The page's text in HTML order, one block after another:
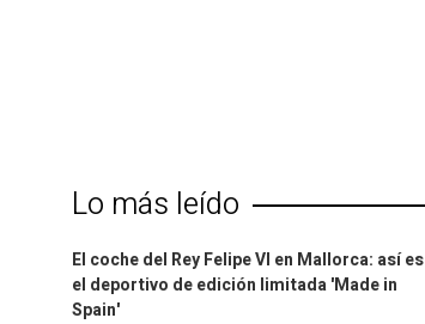
Lo más leído
El coche del Rey Felipe VI en Mallorca: así es
el deportivo de edición limitada 'Made in
Spain'